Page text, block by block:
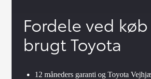
Fordele ved
brugt Toyota
12 måneders garanti og Toyota